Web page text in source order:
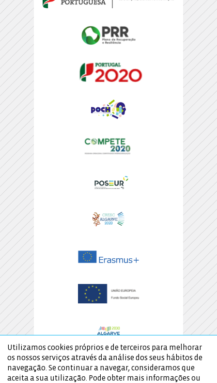
Utilizamos cookies próprios e de terceiros para melhorar
os nossos serviços através da análise dos seus hábitos de
navegação. Se continuar a navegar, consideramos que
aceita a sua utilização. Pode obter mais informações ou